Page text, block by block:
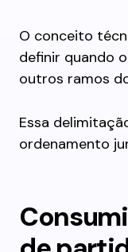
O conceito
definir quando
outros ramos
Essa
ordenamento